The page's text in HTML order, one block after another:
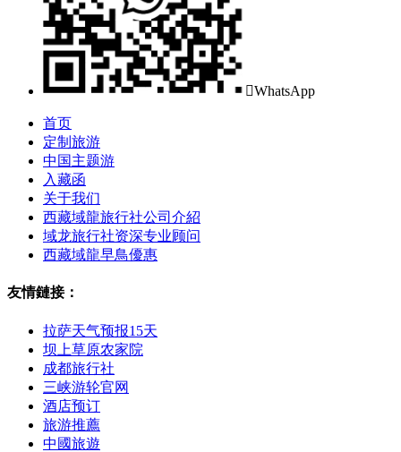
WhatsApp
首页
定制旅游
中国主题游
入藏函
关于我们
西藏域龍旅行社公司介紹
域龙旅行社资深专业顾问
西藏域龍早鳥優惠
友情鏈接：
拉萨天气预报15天
坝上草原农家院
成都旅行社
三峡游轮官网
酒店预订
旅游推薦
中國旅遊